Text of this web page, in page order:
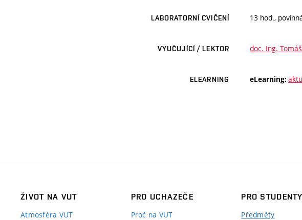
LABORATORNÍ CVIČENÍ 13 hod.,
VYUČUJÍCÍ / LEKTOR doc. Ing.
ELEARNING eLearning:
ŽIVOT NA VUT
Atmosféra VUT
PRO UCHAZEČE
Proč na VUT
PRO STUDENTY
Předměty